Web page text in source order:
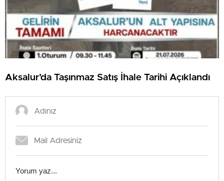
Aksalur’da Taşınmaz Satış İhale Tarihi Açıklandı